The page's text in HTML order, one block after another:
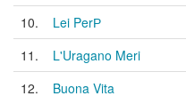
10.
Lei PerР
11.
L'Uragano Meri
12.
Buona Vita